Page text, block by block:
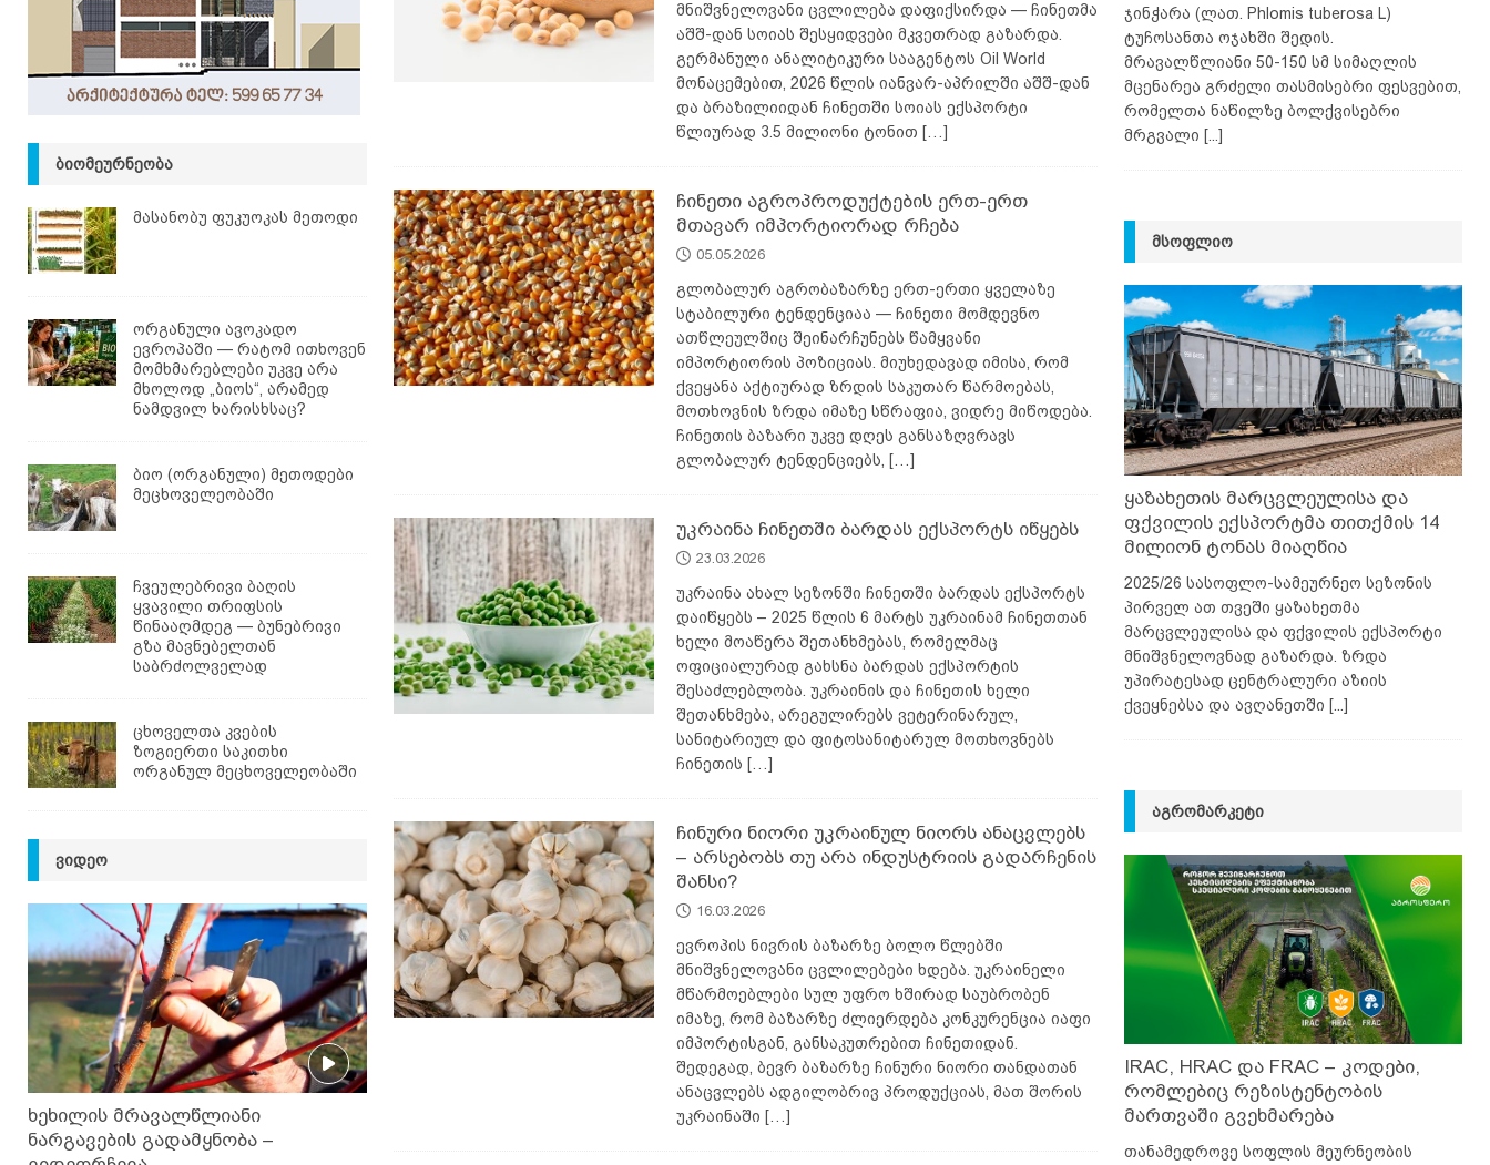
მნიშვნელოვანი ცვლილება დაფიქსირდა — ჩინეთმა
აშშ-დან სოიას შესყიდვები მკვეთრად გაზარდა.
გერმანული ანალიტიკური სააგენტოს Oil World
მონაცემებით, 2026 წლის იანვარ-აპრილში აშშ-დან
და ბრაზილიიდან ჩინეთში სოიას ექსპორტი
წლიურად 3.5 მილიონი ტონით […]
ჩინეთი აგროპროდუქტების ერთ-ერთ
მთავარ იმპორტიორად რჩება
05.05.2026
გლობალურ აგრობაზარზე ერთ-ერთი ყველაზე
სტაბილური ტენდენციაა — ჩინეთი მომდევნო
ათწლეულშიც შეინარჩუნებს წამყვანი
იმპორტიორის პოზიციას. მიუხედავად იმისა, რომ
ქვეყანა აქტიურად ზრდის საკუთარ წარმოებას,
მოთხოვნის ზრდა იმაზე სწრაფია, ვიდრე მიწოდება.
ჩინეთის ბაზარი უკვე დღეს განსაზღვრავს
გლობალურ ტენდენციებს,
[…]
უკრაინა ჩინეთში ბარდას ექსპორტს იწყებს
23.03.2026
უკრაინა ახალ სეზონში ჩინეთში ბარდას ექსპორტს
დაიწყებს – 2025 წლის 6 მარტს უკრაინამ ჩინეთთან
ხელი მოაწერა შეთანხმებას, რომელმაც
ოფიციალურად გახსნა ბარდას ექსპორტის
შესაძლებლობა. უკრაინის და ჩინეთის ხელი
შეთანხმება, არეგულირებს ვეტერინარულ,
სანიტარიულ და ფიტოსანიტარულ მოთხოვნებს
ჩინეთის […]
ჩინური ნიორი უკრაინულ ნიორს ანაცვლებს
– არსებობს თუ არა ინდუსტრიის გადარჩენის
შანსი?
16.03.2026
ევროპის ნივრის ბაზარზე ბოლო წლებში
მნიშვნელოვანი ცვლილებები ხდება. უკრაინელი
მწარმოებლები სულ უფრო ხშირად საუბრობენ
იმაზე, რომ ბაზარზე ძლიერდება კონკურენცია იაფი
იმპორტისგან, განსაკუთრებით ჩინეთიდან.
შედეგად, ბევრ ბაზარზე ჩინური ნიორი თანდათან
ანაცვლებს ადგილობრივ პროდუქციას, მათ შორის
უკრაინაში […]
ᲑᲘᲝᲛᲔᲣᲠᲜᲔᲝᲑᲐ
მასანობუ ფუკუოკას მეთოდი
ორგანული ავოკადო
ევროპაში — რატომ ითხოვენ
მომხმარებლები უკვე არა
მხოლოდ „ბიოს“, არამედ
ნამდვილ ხარისხსაც?
ბიო (ორგანული) მეთოდები
მეცხოველეობაში
ჩვეულებრივი ბაღის
ყვავილი თრიფსის
წინააღმდეგ — ბუნებრივი
გზა მავნებელთან
საბრძოლველად
ცხოველთა კვების
ზოგიერთი საკითხი
ორგანულ მეცხოველეობაში
ᲕᲘᲓᲔᲝ
ხეხილის მრავალწლიანი
ნარგავების გადამყნობა –
ჯინჭარა (ლათ. Phlomis tuberosa L)
ტუჩოსანთა ოჯახში შედის.
მრავალწლიანი 50-150 სმ სიმაღლის
მცენარეა გრძელი თასმისებრი ფესვებით,
რომელთა ნაწილზე ბოლქვისებრი
მრგვალი [...]
ᲛᲡᲝᲤᲚᲘᲝ
ყაზახეთის მარცვლეულისა და
ფქვილის ექსპორტმა თითქმის 14
მილიონ ტონას მიაღწია
2025/26 სასოფლო-სამეურნეო სეზონის
პირველ ათ თვეში ყაზახეთმა
მარცვლეულისა და ფქვილის ექსპორტი
მნიშვნელოვნად გაზარდა. ზრდა
უპირატესად ცენტრალური აზიის
ქვეყნებსა და ავღანეთში [...]
ᲐᲒᲠᲝᲛᲐᲠᲙᲔᲢᲘ
IRAC, HRAC და FRAC – კოდები,
რომლებიც რეზისტენტობის
მართვაში გვეხმარება
თანამედროვე სოფლის მეურნეობის